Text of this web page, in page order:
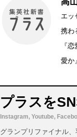
エッ
携わ
『
愛か
プラスを
Instagram, Youtube,
グランプリファイナル